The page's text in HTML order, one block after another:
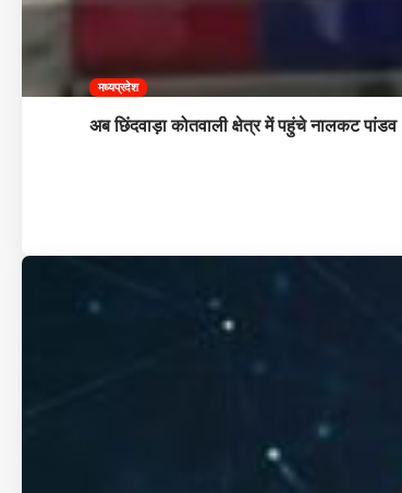
मध्यप्रदेश
अब छिंदवाड़ा कोतवाली क्षेत्र में पहुंचे नालकट